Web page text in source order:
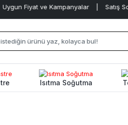
Fiyat ve Kampanyalar | Satış
Isıtma Soğutma